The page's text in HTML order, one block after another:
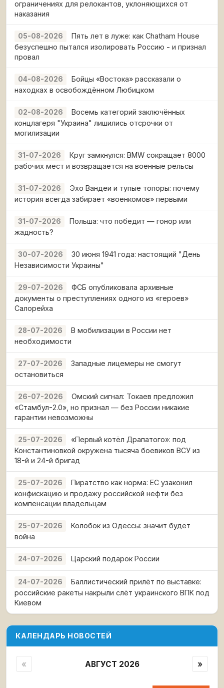
ограничениях для релокантов, уклоняющихся от
наказания
05-08-2026
Пять лет в луже: как Chatham House
безуспешно пытался изолировать Россию - и признал
провал
04-08-2026
Бойцы «Востока» рассказали о
находках в освобождённом Любицком
02-08-2026
Восемь категорий заключённых
концлагеря "Украина" лишились отсрочки от
могилизации
31-07-2026
Круг замкнулся: BMW сокращает 8000
рабочих мест и возвращается на военные рельсы
31-07-2026
Эхо Вандеи и тупые топоры: почему
история всегда забирает «военкомов» первыми
31-07-2026
Польша: что победит — гонор или
жадность?
30-07-2026
30 июня 1941 года: настоящий "День
Независимости Украины"
29-07-2026
ФСБ опубликовала архивные
документы о преступлениях одного из «героев»
Салорейха
28-07-2026
В мобилизации в России нет
необходимости
27-07-2026
Западные лицемеры не смогут
остановиться
26-07-2026
Омский сигнал: Токаев предложил
«Стамбул-2.0», но признал — без России никакие
гарантии невозможны
25-07-2026
«Первый котёл Драпатого»: под
Константиновкой окружена тысяча боевиков ВСУ из
18-й и 24-й бригад
25-07-2026
Пиратство как норма: ЕС узаконил
конфискацию и продажу российской нефти без
компенсации владельцам
25-07-2026
Колобок из Одессы: значит будет
война
24-07-2026 Царский подарок России
24-07-2026
Баллистический прилёт по выставке:
российские ракеты накрыли слёт украинского ВПК под
Киевом
КАЛЕНДАРЬ НОВОСТЕЙ
« АВГУСТ 2026 »